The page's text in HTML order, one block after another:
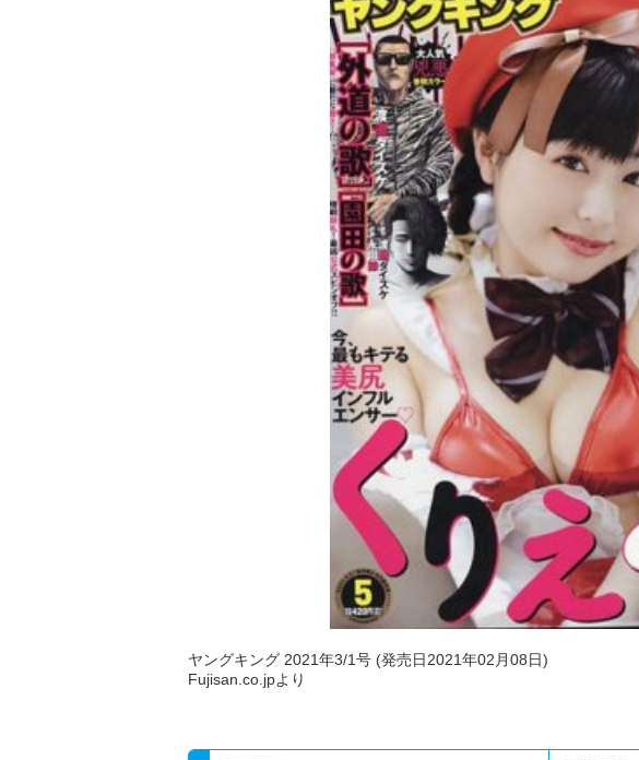
ヤングキング 2021年3/1号 (発売日2021年02月08日)
Fujisan.co.jpより